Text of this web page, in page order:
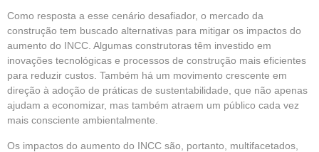
Como resposta a esse cenário desafiador, o mercado da
construção tem buscado alternativas para mitigar os impactos do
aumento do INCC. Algumas construtoras têm investido em
inovações tecnológicas e processos de construção mais eficientes
para reduzir custos. Também há um movimento crescente em
direção à adoção de práticas de sustentabilidade, que não apenas
ajudam a economizar, mas também atraem um público cada vez
mais consciente ambientalmente.
Os impactos do aumento do INCC são, portanto, multifacetados,